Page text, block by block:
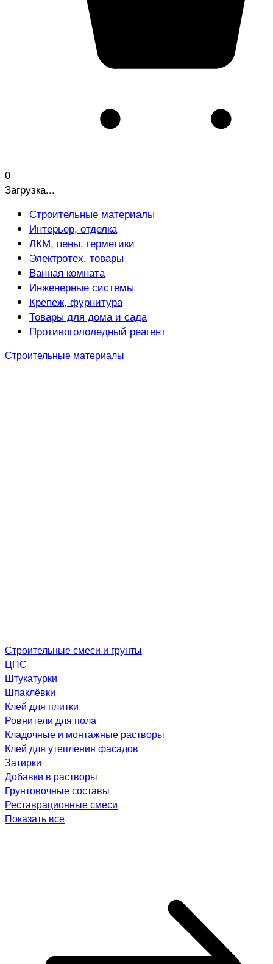
0
Загрузка...
Строительные материалы
Интерьер, отделка
ЛКМ, пены, герметики
Электротех. товары
Ванная комната
Инженерные системы
Крепеж, фурнитура
Товары для дома и сада
Противогололедный реагент
Строительные материалы
Строительные смеси и грунты
ЦПС
Штукатурки
Шпаклёвки
Клей для плитки
Ровнители для пола
Кладочные и монтажные растворы
Клей для утепления фасадов
Затирки
Добавки в растворы
Грунтовочные составы
Реставрационные смеси
Показать все